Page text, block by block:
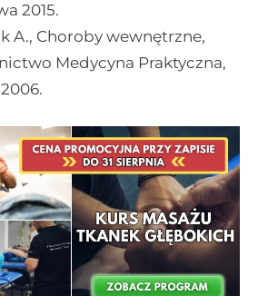
2015.
A., Choroby wewnętrzne,
Medycyna Praktyczna,